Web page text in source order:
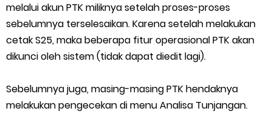
melalui akun PTK miliknya setelah proses-proses
sebelumnya terselesaikan. Karena setelah melakukan
cetak S25, maka beberapa fitur operasional PTK akan
dikunci oleh sistem (tidak dapat diedit lagi).
Sebelumnya juga, masing-masing PTK hendaknya
melakukan pengecekan di menu Analisa Tunjangan.